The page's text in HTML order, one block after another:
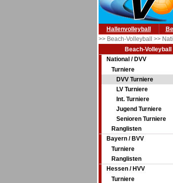
Hallenvolleyball
>> Beach-Volleyball >>
Beach-Volleyball
National / DVV
Turniere
DVV Turniere
LV Turniere
Int. Turniere
Jugend Turniere
Senioren Turniere
Ranglisten
Bayern / BVV
Turniere
Ranglisten
Hessen / HVV
Turniere